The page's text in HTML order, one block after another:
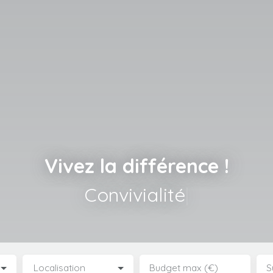
Vivez la différence !
Convivialité
Localisation Budget max (€)